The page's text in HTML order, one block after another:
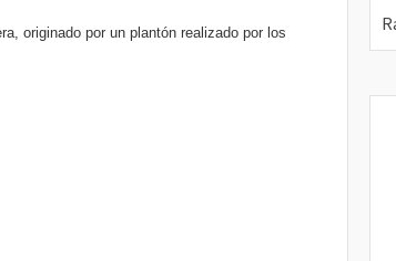
originado por un plantón realizado por los